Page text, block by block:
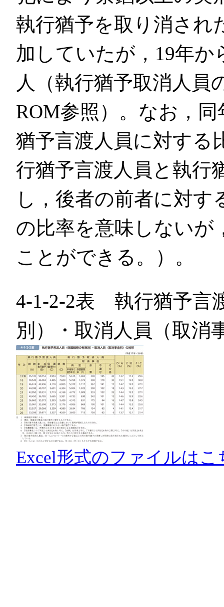
執行猶予を取り消され
加していたが，19年か
人（執行猶予取消人員
ROM参照）。なお，
猶予言渡人員に対する
行猶予言渡人員と執行
し，後者の前者に対す
の比率を意味しないが
ことができる。）。
4-1-2-2表 執行猶予言
別）・取消人員（取消
Excel形式のファイルはこ